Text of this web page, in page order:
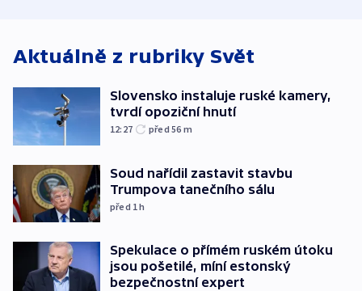
Aktuálně z rubriky Svět
Slovensko instaluje ruské kamery,
tvrdí opoziční hnutí
12:27 před 56 m
Soud nařídil zastavit stavbu
Trumpova tanečního sálu
před 1h
Spekulace o přímém ruském útoku
jsou pošetilé, míní estonský
bezpečnostní expert